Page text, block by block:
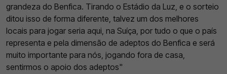
grandeza do Benfica. Tirando o Estádio da Luz, e o sorteio
ditou isso de forma diferente, talvez um dos melhores
locais para jogar seria aqui, na Suíça, por tudo o que o país
representa e pela dimensão de adeptos do Benfica e será
muito importante para nós, jogando fora de casa,
sentirmos o apoio dos adeptos"